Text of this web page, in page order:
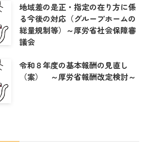
地域差の是正・指定の在り方に係
る今後の対応（グループホームの
総量規制等）～厚労省社会保障審
議会
令和８年度の基本報酬の見直し
（案） ～厚労省報酬改定検討～